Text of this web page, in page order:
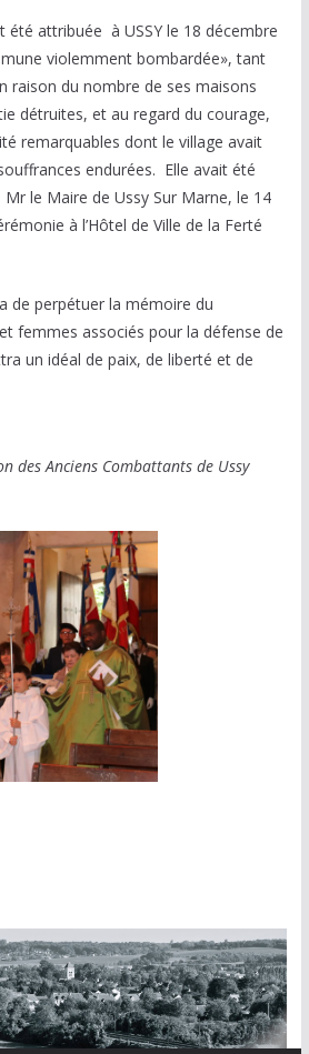
été attribuée à USSY le 18 décembre
violemment bombardée», tant
raison du nombre de ses maisons
détruites, et au regard du courage,
remarquables dont le village avait
endurées. Elle avait été
le Maire de Ussy Sur Marne, le 14
à l’Hôtel de Ville de la Ferté
de perpétuer la mémoire du
femmes associés pour la défense de
un idéal de paix, de liberté et de
des Anciens Combattants de Ussy